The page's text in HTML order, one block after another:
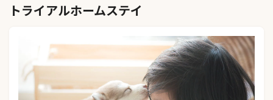
トライアルホームステイ